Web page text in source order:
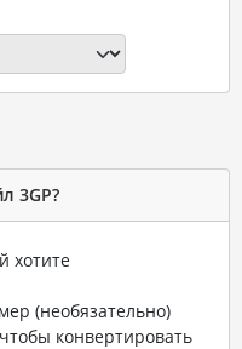
3GP?
хотите
(необязательно)
конвертировать